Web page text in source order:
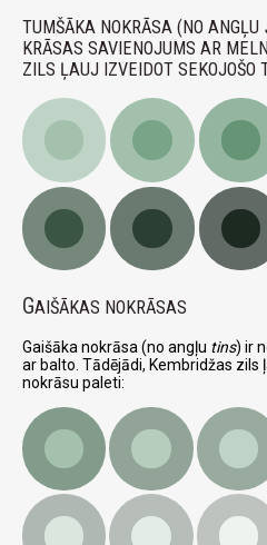
TUMŠĀKA NOKRĀSA (NO ANGĻU
KRĀSAS SAVIENOJUMS AR
ZILS ĻAUJ IZVEIDOT SEKOJOŠO
GAIŠĀKAS NOKRĀSAS
Gaišāka nokrāsa (no angļu tins) ir
ar balto. Tādējādi, Kembridžas
nokrāsu paleti: